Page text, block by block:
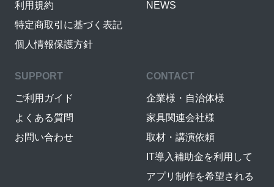
利用規約
特定商取引に基づく表記
個人情報保護方針
NEWS
SUPPORT
ご利用ガイド
よくある質問
お問い合わせ
CONTACT
企業様・自治体様
家具関連会社様
取材・講演依頼
IT導入補助金を利用して
アプリ制作を希望される